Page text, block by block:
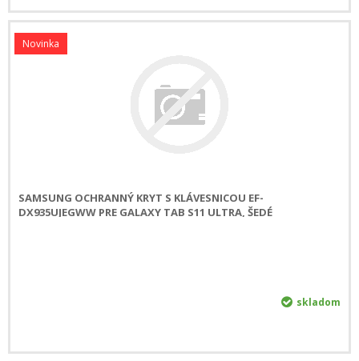
SAMSUNG OCHRANNÝ KRYT S KLÁVESNICOU EF-
DX935UJEGWW PRE GALAXY TAB S11 ULTRA, ŠEDÉ
Novinka
skladom